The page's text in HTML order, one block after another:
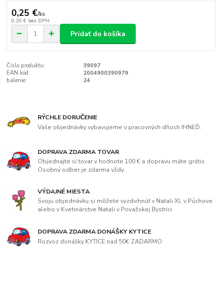
0,25 €/ks
0,20 € bez DPH
Pridať do košíka
Číslo produktu:
39097
EAN kód:
2004900390979
balenie:
24
RÝCHLE DORUČENIE
Vaše objednávky vybavujeme v pracovných dňoch IHNEĎ.
DOPRAVA ZDARMA TOVAR
Objednajte si tovar v hodnote 100 € a dopravu máte grátis.
Osobný odber je zdarma vždy.
VÝDAJNÉ MIESTA
Svoju objednávku si môžete vyzdvihnúť v Natali XL v Púchove
alebo v Kvetinárstve Natali v Považskej Bystrici
DOPRAVA ZDARMA DONÁŠKY KYTICE
Rozvoz donášky KYTICE nad 50€ ZADARMO